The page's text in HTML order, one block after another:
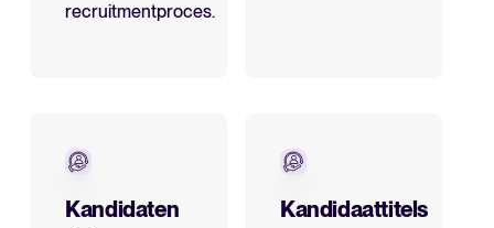
recruitmentproces.
Kandidaten
Kandidaattitels